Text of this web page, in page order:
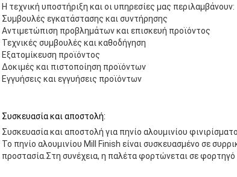
Η τεχνική υποστήριξη και οι υπηρεσίες μας περιλαμβάνουν:
Συμβουλές εγκατάστασης και συντήρησης
Αντιμετώπιση προβλημάτων και επισκευή προϊόντος
Τεχνικές συμβουλές και καθοδήγηση
Εξατομίκευση προϊόντος
Δοκιμές και πιστοποίηση προϊόντων
Εγγυήσεις και εγγυήσεις προϊόντων
Συσκευασία και αποστολή:
Συσκευασία και αποστολή για πηνίο αλουμινίου
Το πηνίο αλουμινίου Mill Finish είναι συσκευασμένο σε
προστασία.Στη συνέχεια, η παλέτα φορτώνεται σε φορτηγό